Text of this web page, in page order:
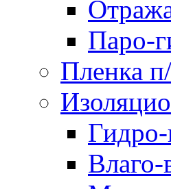
Паро-
Пленка